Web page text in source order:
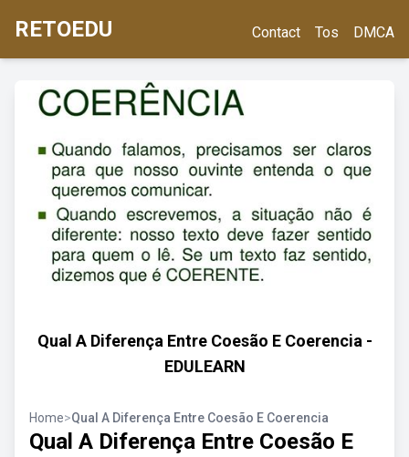
RETOEDU Contact Tos DMCA
Qual A Diferença Entre Coesão E Coerencia -
EDULEARN
Home>Qual A Diferença Entre Coesão E Coerencia
Qual A Diferença Entre Coesão E